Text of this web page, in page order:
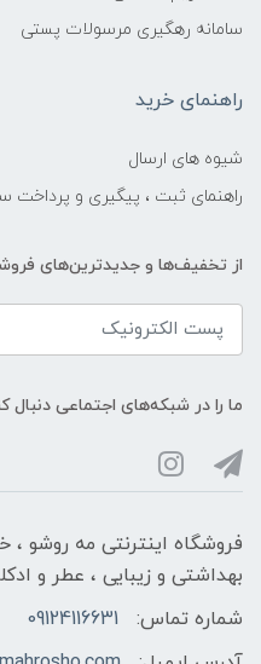
سامانه رهگیری مرسولات پستی
راهنمای خرید
شیوه های ارسال
راهنمای ثبت ، پیگیری و پرداخت
از تخفیف‌ها و جدیدترین‌های
ما را در شبکه‌های اجتماعی دنبال
فروشگاه اینترنتی مه‌ رو‌شو ،
بهداشتی و زیبایی ، عطر و
شماره تماس:
09124116631